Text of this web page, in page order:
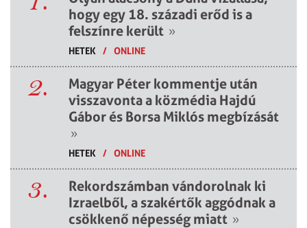
hogy egy 18. századi erőd is a
felszínre került »
HETEK / ONLINE
2.
Magyar Péter kommentje után
visszavonta a közmédia Hajdú
Gábor és Borsa Miklós megbízását
»
HETEK / ONLINE
3.
Rekordszámban vándorolnak ki
Izraelből, a szakértők aggódnak a
csökkenő népesség miatt »